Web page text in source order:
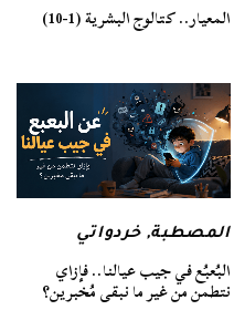
المعيار.. كتالوج البشرية (1-10)
المصطبة,خردواتي
البُعبُع في جيب عيالنا.. فإزاي
نتطمن من غير ما نبقى مُخبرين؟